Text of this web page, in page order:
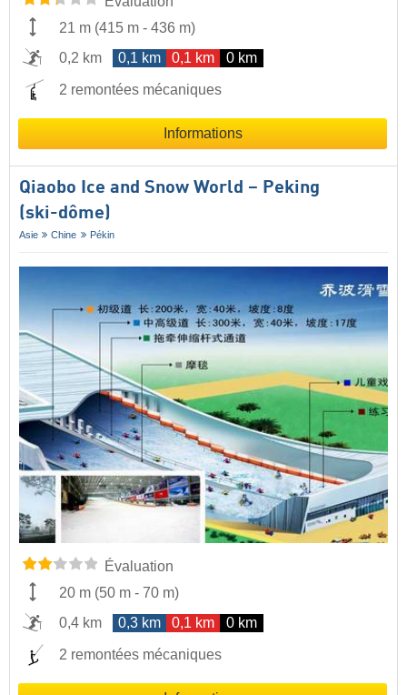
21 m (415 m - 436 m)
0,2 km
0,1 km 0,1 km 0 km
2 remontées mécaniques
Informations
Qiaobo Ice and Snow World – Peking
(ski-dôme)
Asie Chine Pékin
Évaluation
20 m (50 m - 70 m)
0,4 km
0,3 km 0,1 km 0 km
2 remontées mécaniques